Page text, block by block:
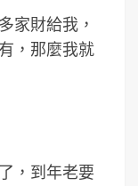
家財給我，
，那麼我就
，到年老要